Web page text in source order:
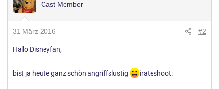
Cast Member
31 März 2016 #2
Hallo Disneyfan,
bist ja heute ganz schön angriffslustig irateshoot: